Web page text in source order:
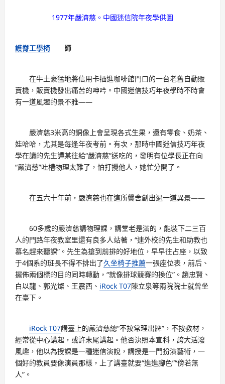
1977年嚴濟慈。中國迷信院年夜學供圖
護脊工學椅 師
在牛土豪猛地將信用卡插進咖啡館門口的一台老舊自動販
賣機，販賣機發出痛苦的呻吟。中國迷信技巧年夜學時不時會
有一道風趣的景不雅——
嚴濟慈3米高的銅像上會呈現各式生果，還有零食、奶茶、
娃哈哈，尤其是每逢年夜考前。有次，那時中國迷信技巧年夜
學在讀的先生譚某往給“嚴濟慈”送吃的，發明有位學長正在向
“嚴濟慈”吐槽物理太難了，怕打攪他人，她忙分開了。
在五六十年前，嚴濟慈也在這所黌舍創出過一道異景——
60多歲的嚴濟慈講物理課，講堂老是滿的，能裝下二三百
人的門路年夜教室里還有良多人站著，“連外校的先生和助教也
慕名趕來聽課”。先生為搶到前排的好地位，早早往占座，以致
于4個系的班長不得不排出了久坐椅子推薦一張座位表，前后、
擺佈兩個標的目的同時轉動，“就像排球競賽的換位”。趙忠賢、
白以龍、郭光燦、王震西、 iRock T07陳立泉等兩院院士就曾坐
在臺下。
iRock T07講臺上的嚴濟慈總“不按常理出牌”，不按教材，
經常從中心講起，或許末尾講起。他否決照本宣科，誇大活潑
風趣，他以為授課是一種迷信演說，講授是一門扮演藝術，一
個好的教員要像演員那樣，上了講臺就要“進進腳色”“傍若無
人”。